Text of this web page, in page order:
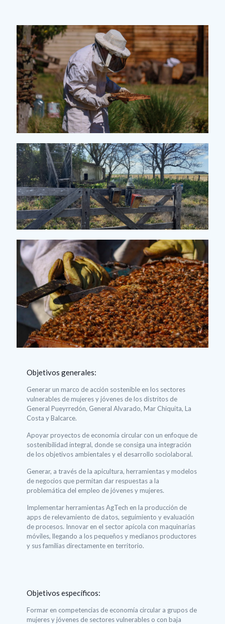
Objetivos generales:
Generar un marco de acción sostenible en los sectores
vulnerables de mujeres y jóvenes de los distritos de
General Pueyrredón, General Alvarado, Mar Chiquita, La
Costa y Balcarce.
Apoyar proyectos de economía circular con un enfoque de
sostenibilidad integral, donde se consiga una integración
de los objetivos ambientales y el desarrollo sociolaboral.
Generar, a través de la apicultura, herramientas y modelos
de negocios que permitan dar respuestas a la
problemática del empleo de jóvenes y mujeres.
Implementar herramientas AgTech en la producción de
apps de relevamiento de datos, seguimiento y evaluación
de procesos. Innovar en el sector apícola con maquinarias
móviles, llegando a los pequeños y medianos productores
y sus familias directamente en territorio.
Objetivos específicos:
Formar en competencias de economía circular a grupos de
mujeres y jóvenes de sectores vulnerables o con baja